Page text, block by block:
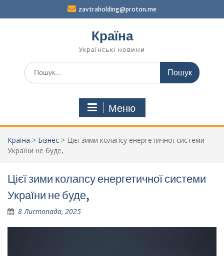
zavtraholding@proton.me
Країна
Українські новини
Шукати:
Меню
Країна > Бізнес > Цієї зими колапсу енергетичної системи
України не буде,
Цієї зими колапсу енергетичної системи
України не буде,
8 Листопада, 2025